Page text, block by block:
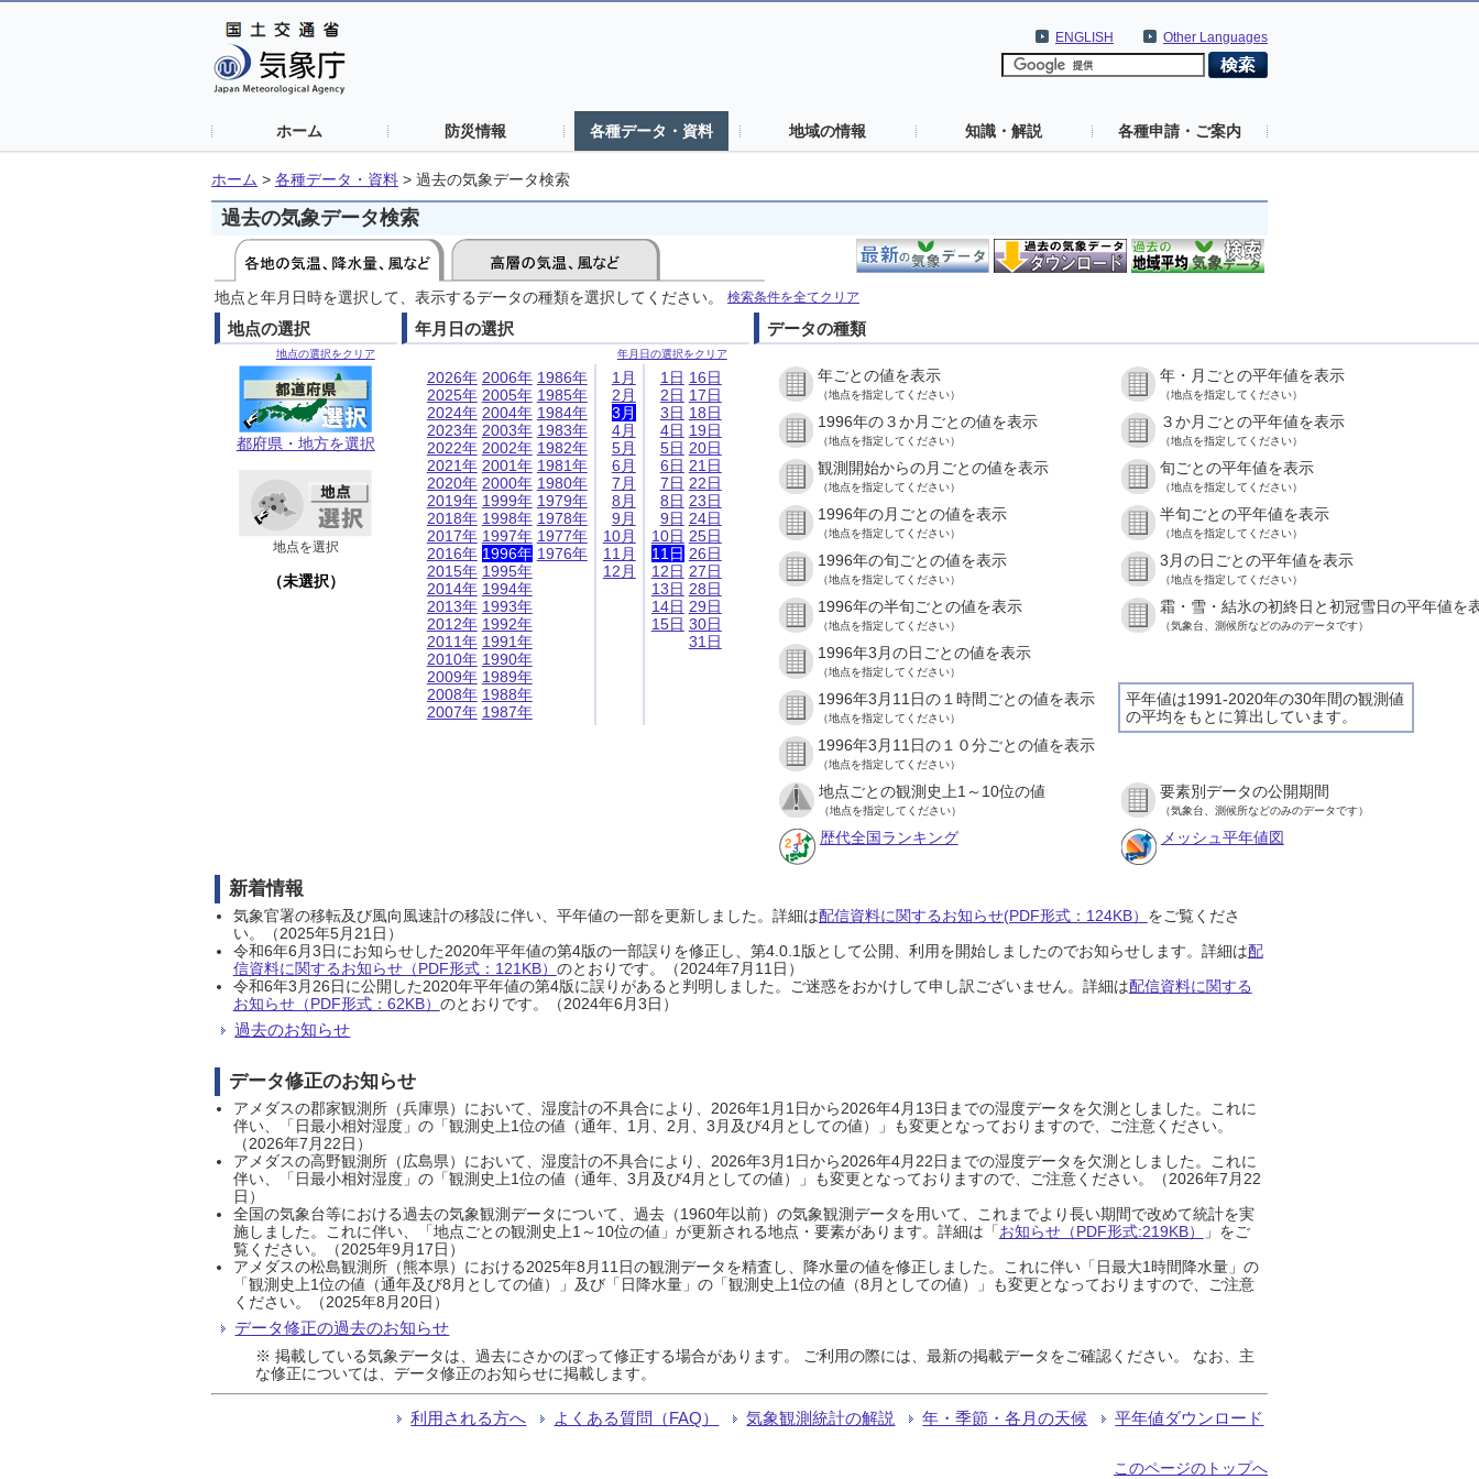
Other Languages
ENGLISH
ホーム 防災情報 各種データ・資料 地域の情報 知識・解説 各種申請・ご案内
ホーム > 各種データ・資料 > 過去の気象データ検索
過去の気象データ検索
地点と年月日時を選択して、表示するデータの種類を選択してください。 検索条件を全てクリア
地点の選択
地点の選択をクリア
都府県・地方を選択
地点を選択
（未選択）
年月日の選択
年月日の選択をクリア
2026年
2025年
2024年
2023年
2022年
2021年
2020年
2019年
2018年
2017年
2016年
2015年
2014年
2013年
2012年
2011年
2010年
2009年
2008年
2007年
2006年
2005年
2004年
2003年
2002年
2001年
2000年
1999年
1998年
1997年
1996年
1995年
1994年
1993年
1992年
1991年
1990年
1989年
1988年
1987年
1986年
1985年
1984年
1983年
1982年
1981年
1980年
1979年
1978年
1977年
1976年
1月
2月
3月
4月
5月
6月
7月
8月
9月
10月
11月
12月
1日
2日
3日
4日
5日
6日
7日
8日
9日
10日
11日
12日
13日
14日
15日
16日
17日
18日
19日
20日
21日
22日
23日
24日
25日
26日
27日
28日
29日
30日
31日
データの種類
年ごとの値を表示
（地点を指定してください）
年・月ごとの平年値を表示
（地点を指定してください）
1996年の３か月ごとの値を表示
（地点を指定してください）
３か月ごとの平年値を表示
（地点を指定してください）
観測開始からの月ごとの値を表示
（地点を指定してください）
旬ごとの平年値を表示
（地点を指定してください）
1996年の月ごとの値を表示
（地点を指定してください）
半旬ごとの平年値を表示
（地点を指定してください）
1996年の旬ごとの値を表示
（地点を指定してください）
3月の日ごとの平年値を表示
（地点を指定してください）
1996年の半旬ごとの値を表示
（地点を指定してください）
霜・雪・結氷の初終日と初冠雪日の平年値を
（気象台、測候所などのみのデータです）
1996年3月の日ごとの値を表示
（地点を指定してください）
平年値は1991-2020年の30年間の観測値
の平均をもとに算出しています。
1996年3月11日の１時間ごとの値を表示
（地点を指定してください）
1996年3月11日の１０分ごとの値を表示
（地点を指定してください）
地点ごとの観測史上1～10位の値
（地点を指定してください）
要素別データの公開期間
（気象台、測候所などのみのデータです）
歴代全国ランキング メッシュ平年値図
新着情報
気象官署の移転及び風向風速計の移設に伴い、平年値の一部を更新しました。詳細は配信資料に関するお知らせ(PDF形式：124KB） をご覧くださ
い。（2025年5月21日）
令和6年6月3日にお知らせした2020年平年値の第4版の一部誤りを修正し、第4.0.1版として公開、利用を開始しましたのでお知らせします。詳細は配
信資料に関するお知らせ（PDF形式：121KB） のとおりです。（2024年7月11日）
令和6年3月26日に公開した2020年平年値の第4版に誤りがあると判明しました。ご迷惑をおかけして申し訳ございません。詳細は配信資料に関する
お知らせ（PDF形式：62KB） のとおりです。（2024年6月3日）
過去のお知らせ
データ修正のお知らせ
アメダスの郡家観測所（兵庫県）において、湿度計の不具合により、2026年1月1日から2026年4月13日までの湿度データを欠測としました。これに
伴い、「日最小相対湿度」の「観測史上1位の値（通年、1月、2月、3月及び4月としての値）」も変更となっておりますので、ご注意ください。
（2026年7月22日）
アメダスの高野観測所（広島県）において、湿度計の不具合により、2026年3月1日から2026年4月22日までの湿度データを欠測としました。これに
伴い、「日最小相対湿度」の「観測史上1位の値（通年、3月及び4月としての値）」も変更となっておりますので、ご注意ください。（2026年7月22
日）
全国の気象台等における過去の気象観測データについて、過去（1960年以前）の気象観測データを用いて、これまでより長い期間で改めて統計を実
施しました。これに伴い、「地点ごとの観測史上1～10位の値」が更新される地点・要素があります。詳細は「お知らせ（PDF形式:219KB）
」をご
覧ください。（2025年9月17日）
アメダスの松島観測所（熊本県）における2025年8月11日の観測データを精査し、降水量の値を修正しました。これに伴い「日最大1時間降水量」の
「観測史上1位の値（通年及び8月としての値）」及び「日降水量」の「観測史上1位の値（8月としての値）」も変更となっておりますので、ご注意
ください。（2025年8月20日）
データ修正の過去のお知らせ
※ 掲載している気象データは、過去にさかのぼって修正する場合があります。 ご利用の際には、最新の掲載データをご確認ください。 なお、主
な修正については、データ修正のお知らせに掲載します。
利用される方へ よくある質問（FAQ） 気象観測統計の解説 年・季節・各月の天候 平年値ダウンロード
このページのトップへ